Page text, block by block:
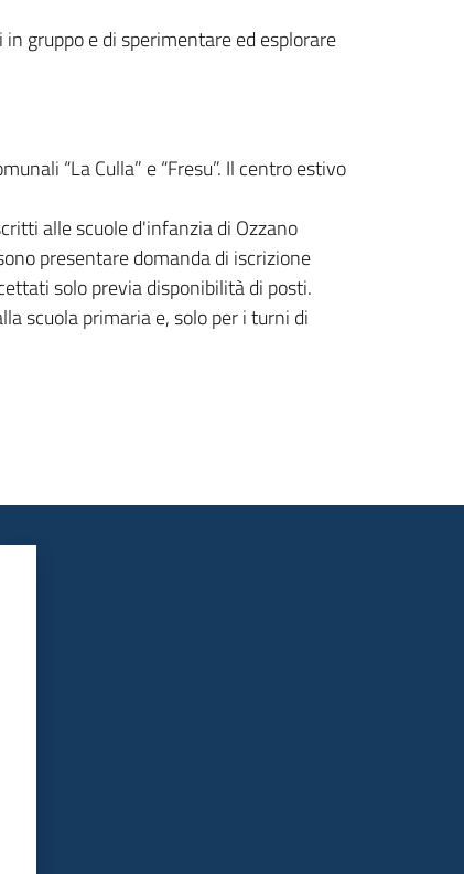
gruppo e di sperimentare ed esplorare
“La Culla” e “Fresu”. Il centro estivo
alle scuole d'infanzia di Ozzano
presentare domanda di iscrizione
solo previa disponibilità di posti.
scuola primaria e, solo per i turni di